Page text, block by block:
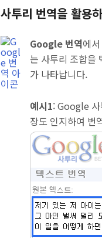
사투리 번역을 활용
Google 번역에
는 사투리 조합을
가 나타납니다.
예시1: Google 사
장도 인지하여 번